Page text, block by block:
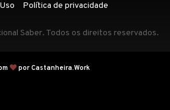
Política de privacidade
Saber. Todos os direitos reservados.
por Castanheira.Work